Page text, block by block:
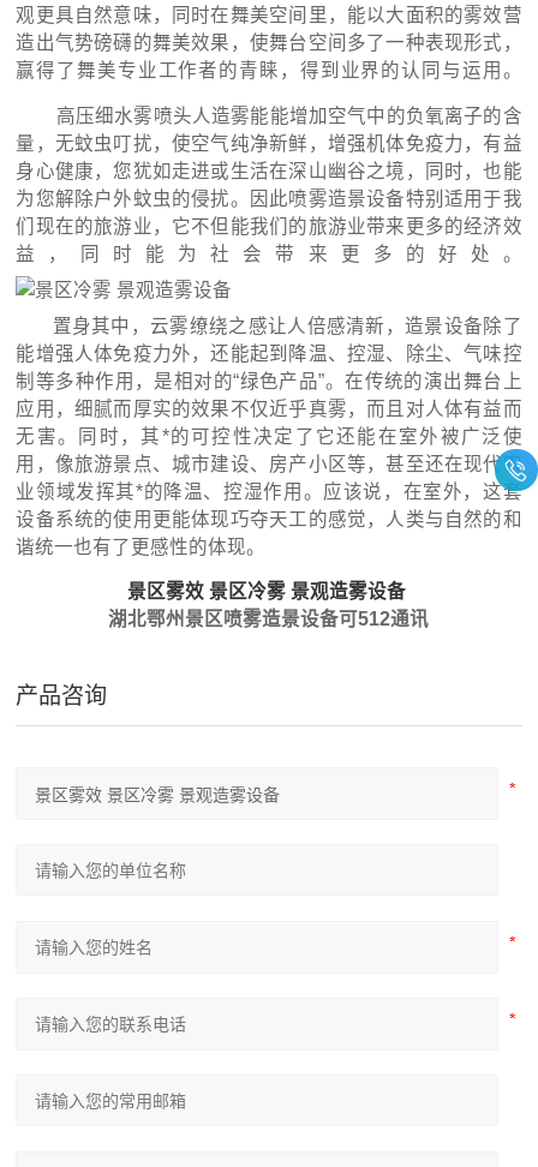
观更具自然意味，同时在舞美空间里，能以大面积的雾效营
造出气势磅礴的舞美效果，使舞台空间多了一种表现形式，
赢得了舞美专业工作者的青睐，得到业界的认同与运用。
高压细水雾喷头人造雾能能增加空气中的负氧离子的含
量，无蚊虫叮扰，使空气纯净新鲜，增强机体免疫力，有益
身心健康，您犹如走进或生活在深山幽谷之境，同时，也能
为您解除户外蚊虫的侵扰。因此喷雾造景设备特别适用于我
们现在的旅游业，它不但能我们的旅游业带来更多的经济效
益，同时能为社会带来更多的好处。
置身其中，云雾缭绕之感让人倍感清新，造景设备除了
能增强人体免疫力外，还能起到降温、控湿、除尘、气味控
制等多种作用，是相对的“绿色产品”。在传统的演出舞台上
应用，细腻而厚实的效果不仅近乎真雾，而且对人体有益而
无害。同时，其*的可控性决定了它还能在室外被广泛使
用，像旅游景点、城市建设、房产小区等，甚至还在现代农
业领域发挥其*的降温、控湿作用。应该说，在室外，这套
设备系统的使用更能体现巧夺天工的感觉，人类与自然的和
谐统一也有了更感性的体现。
景区雾效 景区冷雾 景观造雾设备
湖北鄂州景区喷雾造景设备可512通讯
产品咨询